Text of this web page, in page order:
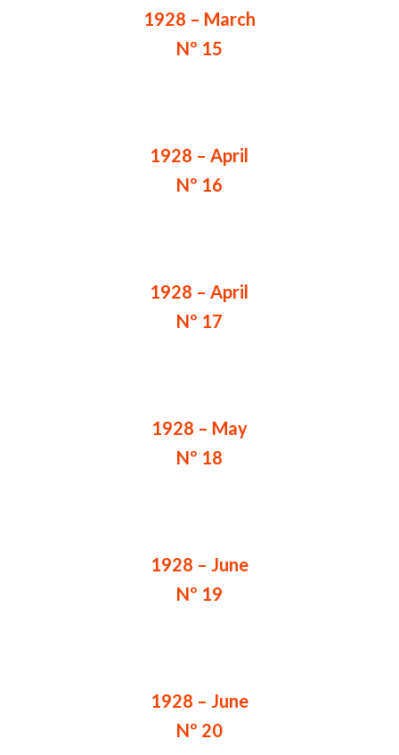
1928 – March
Nº 15
1928 – April
Nº 16
1928 – April
Nº 17
1928 – May
Nº 18
1928 – June
Nº 19
1928 – June
Nº 20